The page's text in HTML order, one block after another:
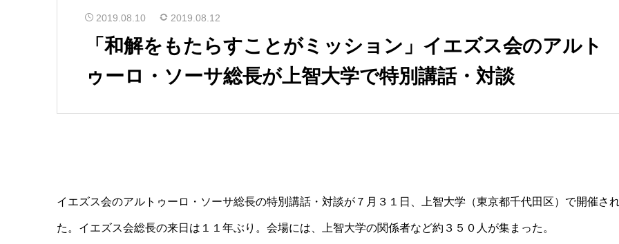
2019.08.10 2019.08.12
「和解をもたらすことがミッション」イエズス会のアルト
ゥーロ・ソーサ総長が上智大学で特別講話・対談
イエズス会のアルトゥーロ・ソーサ総長の特別講話・対談が７月３１日、上智大学（東京都千代田区）で開催さ
た。イエズス会総長の来日は１１年ぶり。会場には、上智大学の関係者など約３５０人が集まった。